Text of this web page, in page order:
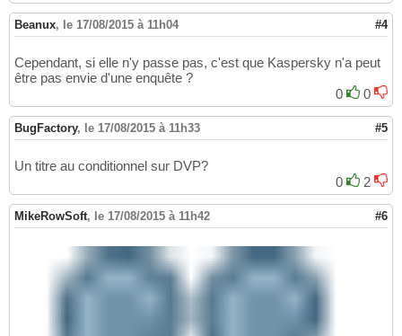
Beanux, le 17/08/2015 à 11h04 #4
Cependant, si elle n'y passe pas, c'est que Kaspersky n'a peut
être pas envie d'une enquête ?
0
0
BugFactory, le 17/08/2015 à 11h33 #5
Un titre au conditionnel sur DVP?
0
2
MikeRowSoft, le 17/08/2015 à 11h42 #6